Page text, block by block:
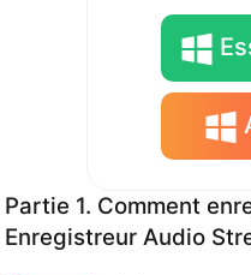
Partie 1. Comment
Enregistreur Audio